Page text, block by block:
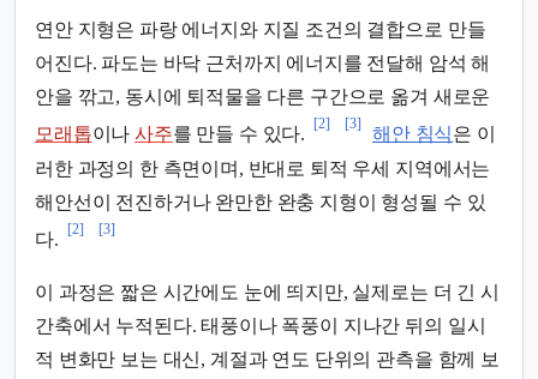
연안 지형은 파랑 에너지와 지질 조건의 결합으로 만들
어진다. 파도는 바닥 근처까지 에너지를 전달해 암석 해
안을 깎고, 동시에 퇴적물을 다른 구간으로 옮겨 새로운
모래톱이나사주를 만들 수 있다.
[2] [3]
해안 침식은 이
러한 과정의 한 측면이며, 반대로 퇴적 우세 지역에서는
해안선이 전진하거나 완만한 완충 지형이 형성될 수 있
다.
[2] [3]
이 과정은 짧은 시간에도 눈에 띄지만, 실제로는 더 긴 시
간축에서 누적된다. 태풍이나 폭풍이 지나간 뒤의 일시
적 변화만 보는 대신, 계절과 연도 단위의 관측을 함께 보